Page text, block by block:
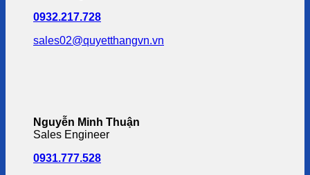
0932.217.728
sales02@quyetthangvn.vn
Nguyễn Minh Thuận
Sales Engineer
0931.777.528